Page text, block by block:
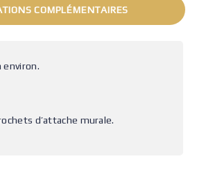
COMPLÉMENTAIRES
environ.
d’attache murale.